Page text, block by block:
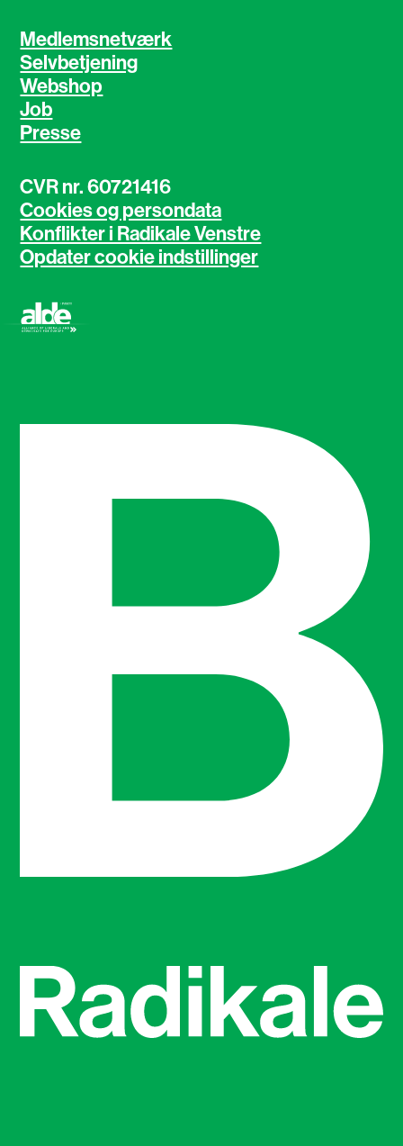
Medlemsnetværk
Selvbetjening
Webshop
Job
Presse
CVR nr. 60721416
Cookies og persondata
Konflikter i Radikale Venstre
Opdater cookie indstillinger